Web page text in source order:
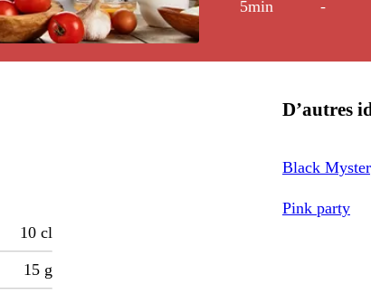
5min -
10 cl
15 g
D’autres
Black
Pink party